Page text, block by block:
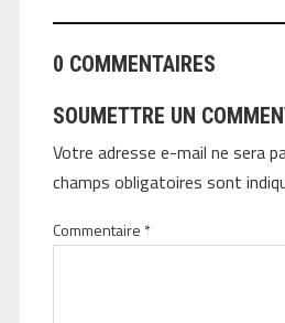
0 COMMENTAIRES
SOUMETTRE UN
Votre adresse e-mail ne sera
champs obligatoires sont
Commentaire *